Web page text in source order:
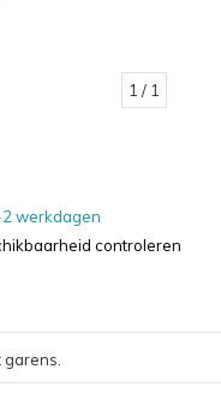
1 / 1
werkdagen
controleren
garens.